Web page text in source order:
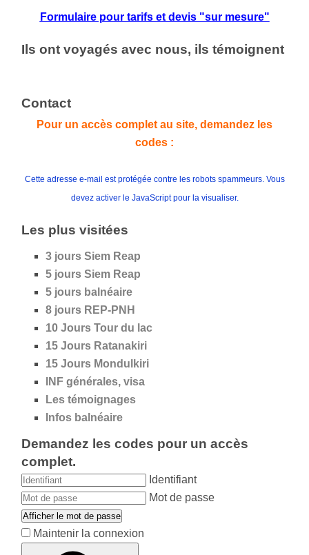
Formulaire pour tarifs et devis "sur mesure"
Ils ont voyagés avec nous, ils témoignent
Contact
Pour un accès complet au site, demandez les
codes :
Cette adresse e-mail est protégée contre les robots spammeurs. Vous
devez activer le JavaScript pour la visualiser.
Les plus visitées
3 jours Siem Reap
5 jours Siem Reap
5 jours balnéaire
8 jours REP-PNH
10 Jours Tour du lac
15 Jours Ratanakiri
15 Jours Mondulkiri
INF générales, visa
Les témoignages
Infos balnéaire
Demandez les codes pour un accès
complet.
Identifiant
Mot de passe
Afficher le mot de passe
Maintenir la connexion